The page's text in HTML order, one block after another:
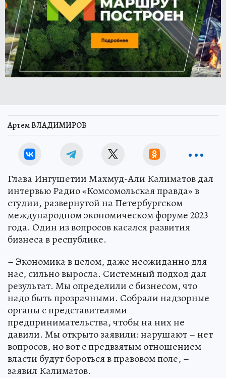
Артем ВЛАДИМИРОВ
Глава Ингушетии Махмуд-Али Калиматов дал
интервью Радио «Комсомольская правда» в
студии, развернутой на Петербургском
международном экономическом форуме 2023
года. Один из вопросов касался развития
бизнеса в республике.
– Экономика в целом, даже неожиданно для
нас, сильно выросла. Системный подход дал
результат. Мы определили с бизнесом, что
надо быть прозрачными. Собрали надзорные
органы с представителями
предпринимательства, чтобы на них не
давили. Мы открыто заявили: нарушают – нет
вопросов, но вот с предвзятым отношением
власти будут бороться в правовом поле, –
заявил Калиматов.